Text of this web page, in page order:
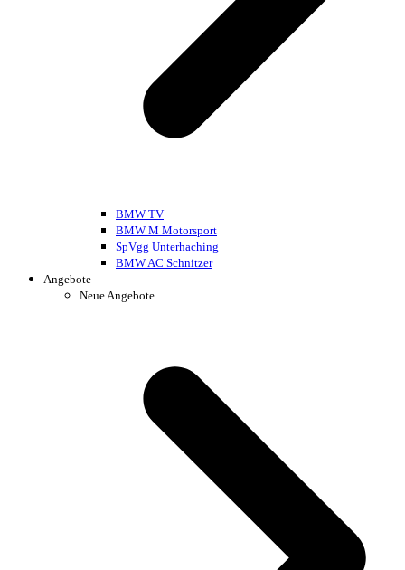
BMW TV
BMW M Motorsport
SpVgg Unterhaching
BMW AC Schnitzer
Angebote
Neue Angebote